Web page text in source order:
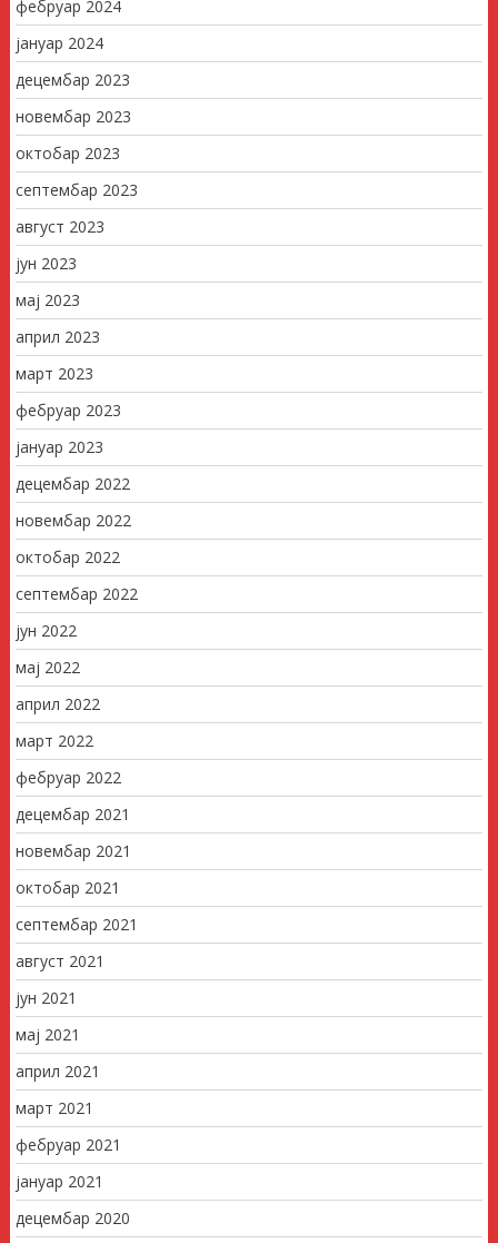
фебруар 2024
јануар 2024
децембар 2023
новембар 2023
октобар 2023
септембар 2023
август 2023
јун 2023
мај 2023
април 2023
март 2023
фебруар 2023
јануар 2023
децембар 2022
новембар 2022
октобар 2022
септембар 2022
јун 2022
мај 2022
април 2022
март 2022
фебруар 2022
децембар 2021
новембар 2021
октобар 2021
септембар 2021
август 2021
јун 2021
мај 2021
април 2021
март 2021
фебруар 2021
јануар 2021
децембар 2020